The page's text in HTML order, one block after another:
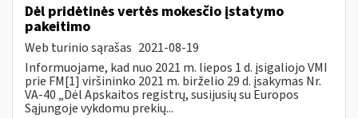
Dėl pridėtinės vertės mokesčio įstatymo
pakeitimo
Web turinio sąrašas 2021-08-19
Informuojame, kad nuo 2021 m. liepos 1 d. įsigaliojo VMI
prie FM[1] viršininko 2021 m. birželio 29 d. įsakymas Nr.
VA-40 „Dėl Apskaitos registrų, susijusių su Europos
Sąjungoje vykdomu prekių...